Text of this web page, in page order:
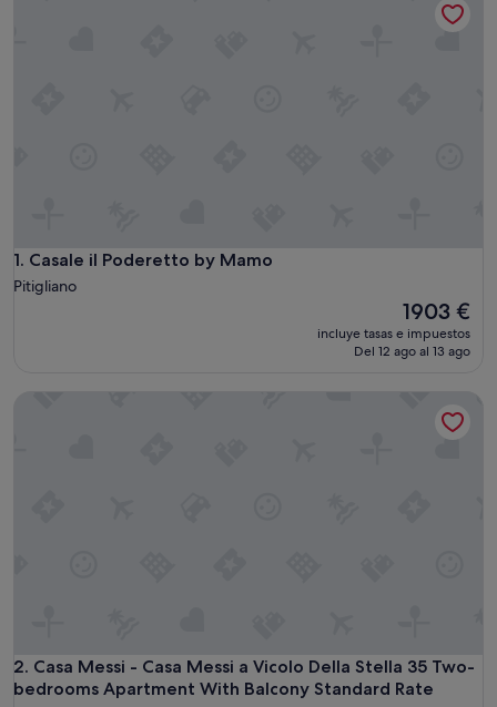
1. Casale il Poderetto by Mamo
Casale il Poderetto by Mamo
Pitigliano
El
precio
actual
1903 €
incluye tasas e impuestos
Del 12 ago al 13 ago
2. Casa Messi - Casa Messi a Vicolo Della Stella 35 Two-
bedrooms Apartment With Balcony Standard Rate
Casa Messi - Casa Messi a Vicolo Della Stella 35 Two-
Casa Messi - Casa Messi a Vicolo Della Stella 35 Two-